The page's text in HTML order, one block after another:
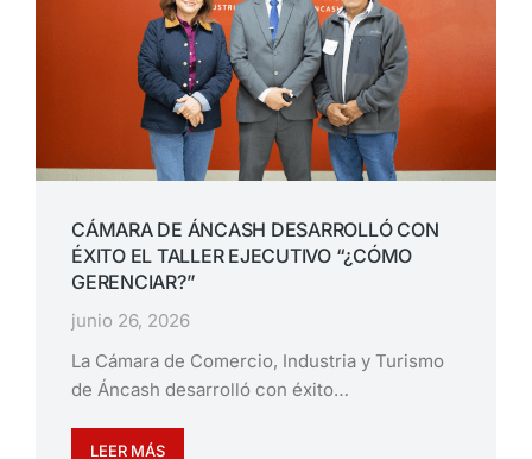
CÁMARA DE ÁNCASH DESARROLLÓ CON
ÉXITO EL TALLER EJECUTIVO “¿CÓMO
GERENCIAR?”
junio 26, 2026
La Cámara de Comercio, Industria y Turismo
de Áncash desarrolló con éxito…
LEER MÁS